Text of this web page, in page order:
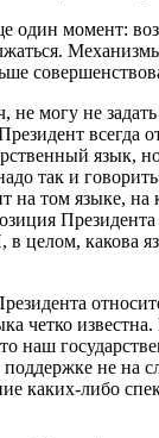
один момент:
могу не задать
всегда
язык,
так и
на том языке, на
в целом, какова
четко
наш
поддержке не на
каких-либо